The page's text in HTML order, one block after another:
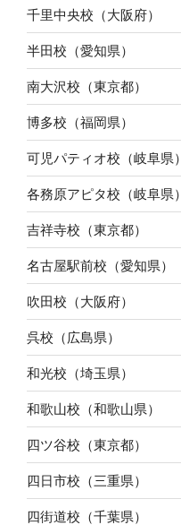
千里中央校（大阪府）
半田校（愛知県）
南大沢校（東京都）
博多校（福岡県）
可児パティオ校（岐阜県）
各務原アピタ校（岐阜県）
吉祥寺校（東京都）
名古屋駅前校（愛知県）
吹田校（大阪府）
呉校（広島県）
和光校（埼玉県）
和歌山校（和歌山県）
四ツ谷校（東京都）
四日市校（三重県）
四街道校（千葉県）